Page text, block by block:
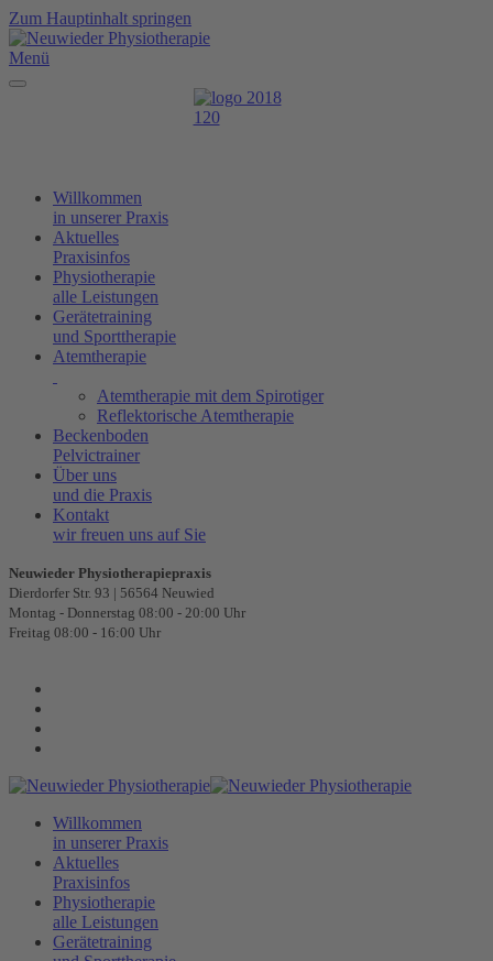
Zum Hauptinhalt springen
Menü
Willkommen
in unserer Praxis
Aktuelles
Praxisinfos
Physiotherapie
alle Leistungen
Gerätetraining
und Sporttherapie
Atemtherapie
Atemtherapie mit dem Spirotiger
Reflektorische Atemtherapie
Beckenboden
Pelvictrainer
Über uns
und die Praxis
Kontakt
wir freuen uns auf Sie
Neuwieder Physiotherapiepraxis
Dierdorfer Str. 93 | 56564 Neuwied
Montag - Donnerstag 08:00 - 20:00 Uhr
Freitag 08:00 - 16:00 Uhr
Willkommen
in unserer Praxis
Aktuelles
Praxisinfos
Physiotherapie
alle Leistungen
Gerätetraining